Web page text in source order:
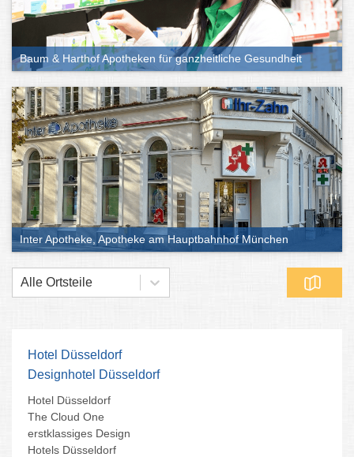
Baum & Harthof Apotheken für ganzheitliche Gesundheit
Inter Apotheke, Apotheke am Hauptbahnhof München
Alle Ortsteile
Brustverkleinerung
München
Brust OP München
Narbensparende Brust OP
Brustverkleinerung Straffung
Brustverkleinerung in München